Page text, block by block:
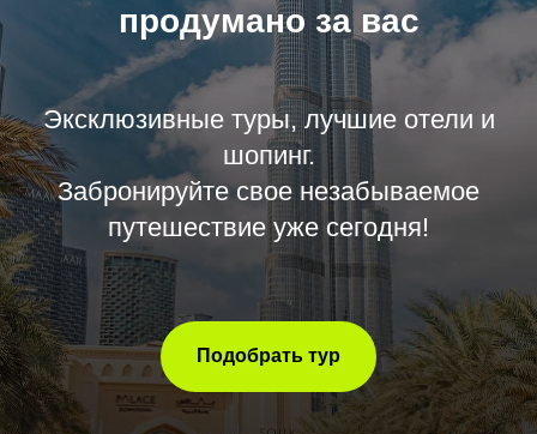
продумано за вас
Эксклюзивные туры, лучшие отели и
шопинг.
Забронируйте свое незабываемое
путешествие уже сегодня!
Подобрать тур